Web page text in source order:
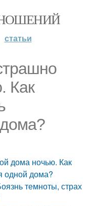
статьи
Как
дома ночью. Как
одной дома?
темноты, страх